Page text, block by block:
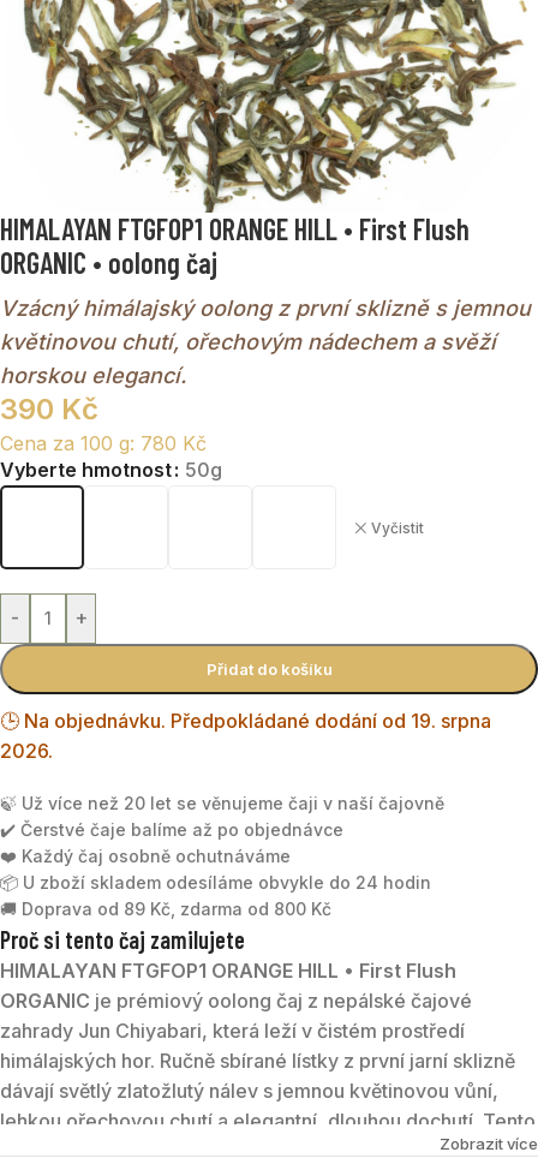
HIMALAYAN FTGFOP1 ORANGE HILL • First Flush
ORGANIC • oolong čaj
Vzácný himálajský oolong z první sklizně s jemnou
květinovou chutí, ořechovým nádechem a svěží
horskou elegancí.
390 Kč
Cena za 100 g: 780 Kč
Vyberte hmotnost 50g
Vyčistit
- +
Přidat do košíku
🕒 Na objednávku. Předpokládané dodání od 19. srpna
2026.
🍃 Už více než 20 let se věnujeme čaji v naší čajovně
✔️ Čerstvé čaje balíme až po objednávce
❤️ Každý čaj osobně ochutnáváme
📦 U zboží skladem odesíláme obvykle do 24 hodin
🚚 Doprava od 89 Kč, zdarma od 800 Kč
Proč si tento čaj zamilujete
HIMALAYAN FTGFOP1 ORANGE HILL • First Flush
ORGANIC je prémiový oolong čaj z nepálské čajové
zahrady Jun Chiyabari, která leží v čistém prostředí
himálajských hor. Ručně sbírané lístky z první jarní sklizně
dávají světlý zlatožlutý nálev s jemnou květinovou vůní,
lehkou ořechovou chutí a elegantní, dlouhou dochutí. Tento
čaj spojuje svěžest zeleného čaje s hloubkou černého čaje
Zobrazit více